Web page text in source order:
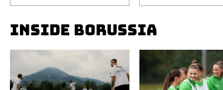
INSIDE BORUSSIA